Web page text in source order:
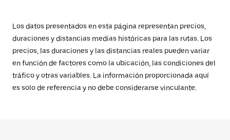
Los datos presentados en esta página representan precios,
duraciones y distancias medias históricas para las rutas. Los
precios, las duraciones y las distancias reales pueden variar
en función de factores como la ubicación, las condiciones del
tráfico y otras variables. La información proporcionada aquí
es solo de referencia y no debe considerarse vinculante.